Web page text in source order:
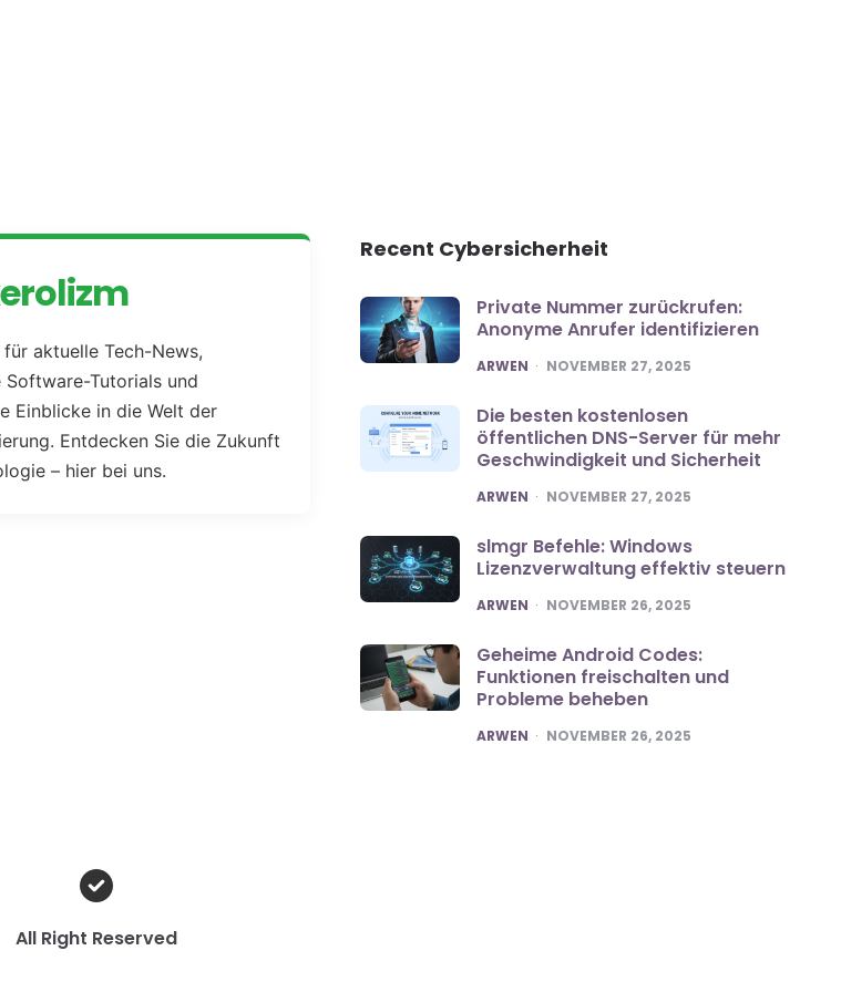
für aktuelle Tech-News,
Software-Tutorials und
Einblicke in die Welt der
Entdecken Sie die Zukunft
– hier bei uns.
Recent Cybersicherheit
Private Nummer zurückrufen:
Anonyme Anrufer identifizieren
POSTED
ARWEN NOVEMBER 27, 2025
Die besten kostenlosen
öffentlichen DNS-Server für mehr
Geschwindigkeit und Sicherheit
POSTED
ARWEN NOVEMBER 27, 2025
slmgr Befehle: Windows
Lizenzverwaltung effektiv steuern
POSTED
ARWEN NOVEMBER 26, 2025
Geheime Android Codes:
Funktionen freischalten und
Probleme beheben
POSTED
ARWEN NOVEMBER 26, 2025
All Right Reserved